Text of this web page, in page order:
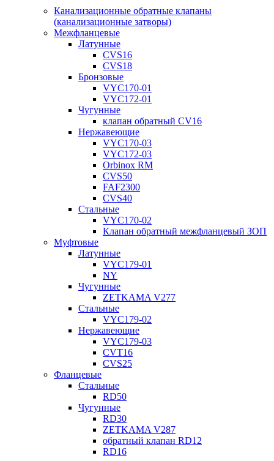
Канализационные обратные клапаны
(канализационные затворы)
Межфланцевые
Латунные
CVS16
CVS18
Бронзовые
VYC170-01
VYC172-01
Чугунные
клапан обратный CV16
Нержавеющие
VYC170-03
VYC172-03
Orbinox RM
CVS50
FAF2300
CVS40
Стальные
VYC170-02
Клапан обратный межфланцевый ЗОП
Муфтовые
Латунные
VYC179-01
NY
Чугунные
ZETKAMA V277
Стальные
VYC179-02
Нержавеющие
VYC179-03
CVT16
CVS25
Фланцевые
Стальные
RD50
Чугунные
RD30
ZETKAMA V287
обратный клапан RD12
RD16